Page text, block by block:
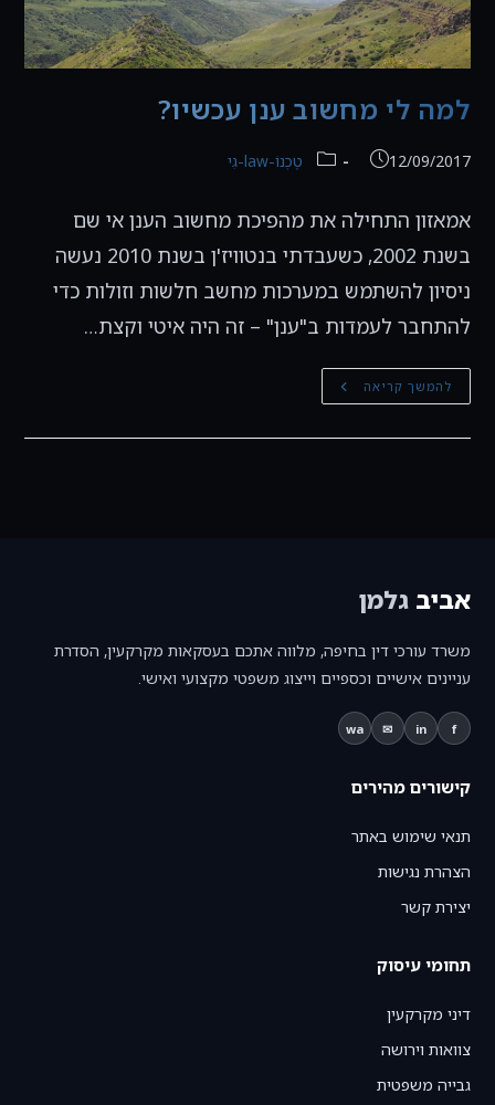
למה לי מחשוב ענן עכשיו?
פורסם:
12/09/2017 קטגוריה:
טֶכְנוֹ-law-גִי
אמאזון התחילה את מהפיכת מחשוב הענן אי שם
בשנת 2002, כשעבדתי בנטוויז'ן בשנת 2010 נעשה
ניסיון להשתמש במערכות מחשב חלשות וזולות כדי
להתחבר לעמדות ב"ענן" – זה היה איטי וקצת…
להמשך קריאה למה
לי
ענן
אביבגלמן
משרד עורכי דין בחיפה, מלווה אתכם בעסקאות מקרקעין, הסדרת
עניינים אישיים וכספיים וייצוג משפטי מקצועי ואישי.
f
in
✉
wa
קישורים מהירים
תנאי שימוש באתר
הצהרת נגישות
יצירת קשר
תחומי עיסוק
דיני מקרקעין
צוואות וירושה
גבייה משפטית